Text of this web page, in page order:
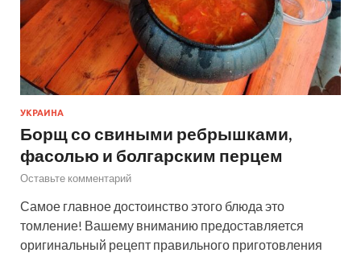
УКРАИНА
Борщ со свиными ребрышками,
фасолью и болгарским перцем
Оставьте комментарий
Самое главное достоинство этого блюда это
томление! Вашему вниманию предоставляется
оригинальный рецепт правильного приготовления